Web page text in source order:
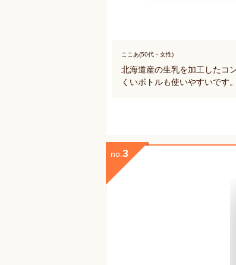
ここあ(50代・女性)
北海道産の生乳を加工したコ
くいボトルも使いやすいです。
no. 3